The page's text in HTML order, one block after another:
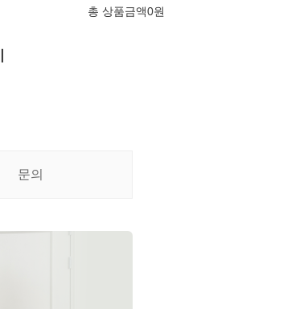
총 상품금액0원
문의